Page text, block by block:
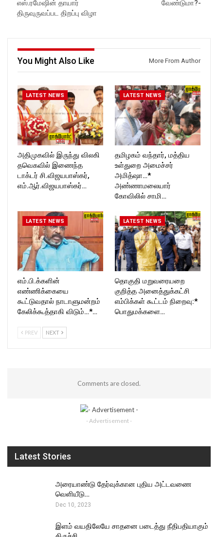
ockforttimes
Like us on:
https://www.instagram.com/ro
ckforttimes/
Follow us on:
T_TIMESC
எஸ்.ரமேஷின் தாயார்
திருவுருவப்பட திறப்பு விழா
வேண்டுமா?-
You Might Also Like More From Author
LATEST NEWS
அதிமுகவில் இருந்து விலகி
தவெகவில் இணைந்த
டாக்டர் சி.விஜயபாஸ்கர்,
எம்.ஆர்.விஜயபாஸ்கர்…
LATEST NEWS
தமிழகம் வந்தார், மத்திய
உள்துறை அமைச்சர்
அமித்ஷா…*
அண்ணாமலையார்
கோவிலில் சாமி…
LATEST NEWS
எம்.பி.க்களின்
எண்ணிக்கையை
கூட்டுவதால் நாடாளுமன்றம்
கேலிக்கூத்தாகி விடும்…*…
LATEST NEWS
தொகுதி மறுவரையறை
குறித்த அனைத்துக்கட்சி
எம்பிக்கள் கூட்டம் நிறைவு:*
பொதுமக்களை…
PREV NEXT
Comments are closed.
- Advertisement -
Latest Stories
அரையாண்டு தேர்வுக்கான புதிய அட்டவணை
வெளியீடு…
Dec 10, 2023
இளம் வயதிலேயே சாதனை படைத்து நீதிபதியாகும்